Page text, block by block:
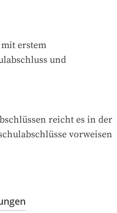
erstem
und
reicht es in der
vorweisen